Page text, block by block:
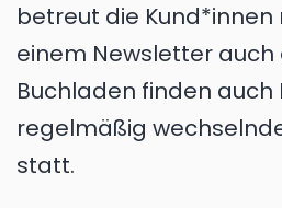
betreut die Kund*innen
einem Newsletter auch
Buchladen finden auch
regelmäßig
statt.